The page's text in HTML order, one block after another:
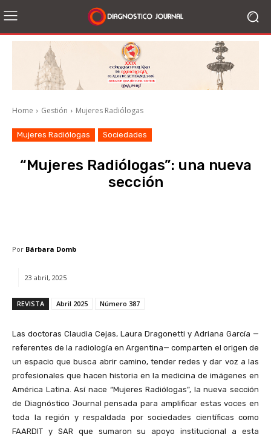
Home Gestión Mujeres Radiólogas
Mujeres Radiólogas Sociedades
“Mujeres Radiólogas”: una nueva
sección
Por Bárbara Domb
23 abril, 2025
REVISTA Abril 2025 Número 387
Las doctoras Claudia Cejas, Laura Dragonetti y Adriana García —
referentes de la radiología en Argentina— comparten el origen de
un espacio que busca abrir camino, tender redes y dar voz a las
profesionales que hacen historia en la medicina de imágenes en
América Latina. Así nace “Mujeres Radiólogas”, la nueva sección
de Diagnóstico Journal pensada para amplificar estas voces en
toda la región y respaldada por sociedades científicas como
FAARDIT y SAR que sumaron su apoyo institucional a esta